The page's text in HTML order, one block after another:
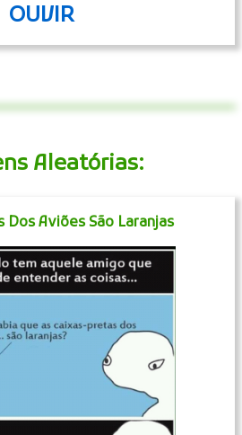
OUVIR
Aleatórias:
Dos Aviões São Laranjas